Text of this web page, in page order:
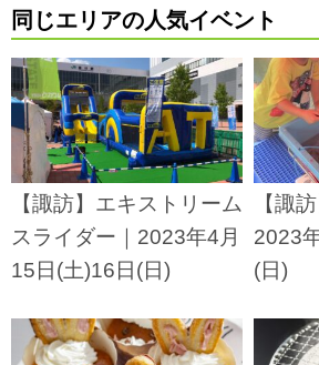
同じエリアの人気イベント
【諏訪】エキストリーム
スライダー｜2023年4月
15日(土)16日(日)
【諏
2023
(日)